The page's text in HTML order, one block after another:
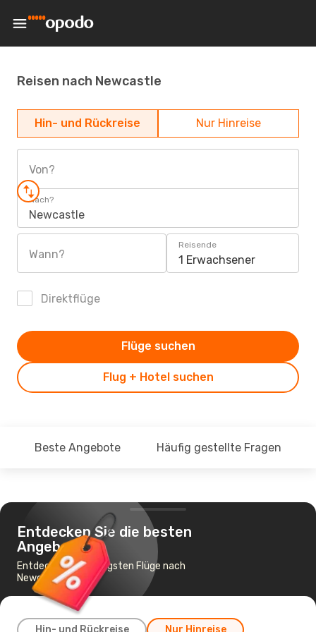
Reisen nach Newcastle
Hin- und Rückreise Nur Hinreise
Von?
Nach?
Newcastle
Wann?
Reisende
1 Erwachsener
Direktflüge
Flug + Hotel suchen
Flüge suchen
Beste Angebote Häufig gestellte Fragen
Entdecken Sie die besten
Angebote
Entdecke die günstigsten Flüge nach
Newcastle
Hin- und Rückreise Nur Hinreise